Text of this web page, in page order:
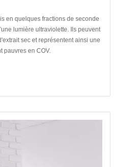
en quelques fractions de seconde
lumière ultraviolette. Ils peuvent
sec et représentent ainsi une
pauvres en COV.